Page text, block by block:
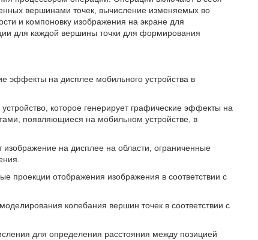
вершинами точек, вычисление изменяемых во
и компоновку изображения на экране для
для каждой вершины точки для формирования
эффекты на дисплее мобильного устройства в
которое генерирует графические эффекты на
появляющиеся на мобильном устройстве, в
изображение на дисплее на области, ограниченные
проекции отображения изображения в соответствии с
колебания вершин точек в соответствии с
для определения расстояния между позицией